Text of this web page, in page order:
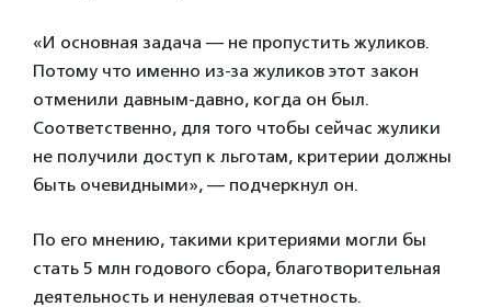
«И основная задача — не пропустить жуликов.
Потому что именно из-за жуликов этот закон
отменили давным-давно, когда он был.
Соответственно, для того чтобы сейчас жулики
не получили доступ к льготам, критерии должны
быть очевидными», — подчеркнул он.
По его мнению, такими критериями могли бы
стать 5 млн годового сбора, благотворительная
деятельность и ненулевая отчетность.